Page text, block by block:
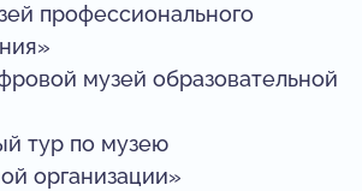
профессионального
музей образовательной
тур по музею
организации»